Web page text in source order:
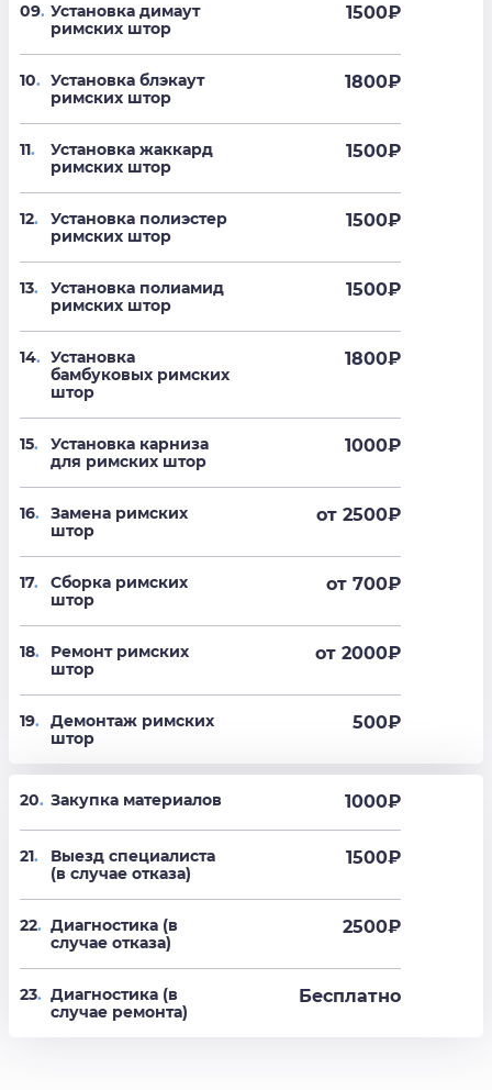
09. Установка димаут
римских штор
1500₽
10. Установка блэкаут
римских штор
1800₽
11.
Установка жаккард
римских штор
1500₽
12.
Установка полиэстер
римских штор
1500₽
13.
Установка полиамид
римских штор
1500₽
14. Установка
бамбуковых римских
штор
1800₽
15.
Установка карниза
для римских штор
1000₽
16.
Замена римских
штор
от 2500₽
17.
Сборка римских
штор
от 700₽
18.
Ремонт римских
штор
от 2000₽
19.
Демонтаж римских
штор
500₽
20. Закупка материалов 1000₽
21.
Выезд специалиста
(в случае отказа)
1500₽
22. Диагностика (в
случае отказа)
2500₽
23. Диагностика (в
случае ремонта)
Бесплатно